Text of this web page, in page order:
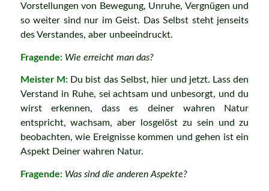
Vorstellungen von Bewegung, Unruhe, Vergnügen und
so weiter sind nur im Geist. Das Selbst steht jenseits
des Verstandes, aber unbeeindruckt.
Fragende: Wie erreicht man das?
Meister M:Du bist das Selbst, hier und jetzt. Lass den
Verstand in Ruhe, sei achtsam und unbesorgt, und du
wirst erkennen, dass es deiner wahren Natur
entspricht, wachsam, aber losgelöst zu sein und zu
beobachten, wie Ereignisse kommen und gehen ist ein
Aspekt Deiner wahren Natur.
Fragende: Was sind die anderen Aspekte?